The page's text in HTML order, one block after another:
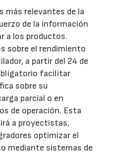
más relevantes de la
de la información
a los productos.
sobre el rendimiento
a partir del 24 de
facilitar
sobre su
parcial o en
de operación. Esta
a proyectistas,
optimizar el
mediante sistemas de